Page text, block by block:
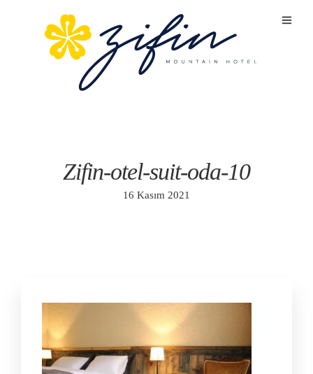
Zifin-otel-suit-oda-10
16 Kasım 2021